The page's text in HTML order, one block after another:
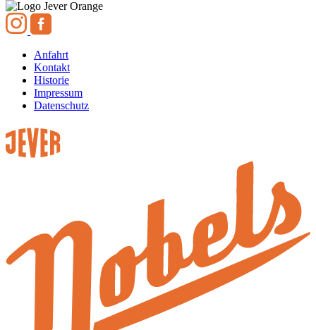
Anfahrt
Kontakt
Historie
Impressum
Datenschutz